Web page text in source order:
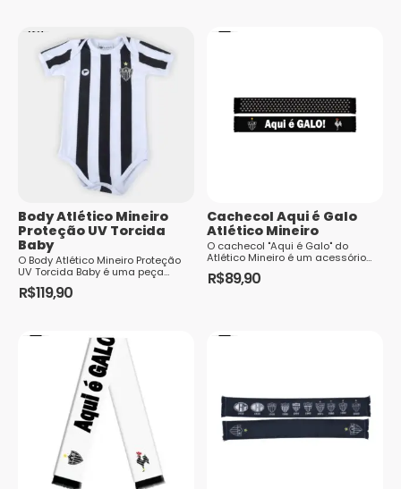
produto
tem
várias
variantes.
escolhidas
na
página
do
produto
tem
opções
página
do
produto
Body Atlético Mineiro
Proteção UV Torcida
Baby
O Body Atlético Mineiro Proteção
UV Torcida Baby é uma peça
essencial para os pequenos
torcedores do Galo. Além de exibir
R$119,90
produto
variantes.
opções
podem
Cachecol Aqui é Galo
Atlético Mineiro
O cachecol "Aqui é Galo" do
Atlético Mineiro é um acessório
indispensável para os torcedores
apaixonados pelo clube. Com as ...
R$89,90